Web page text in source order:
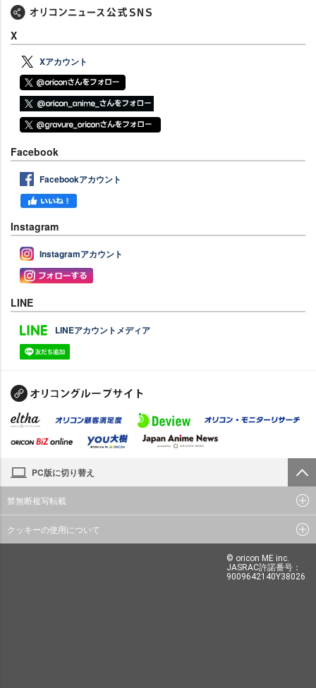
X
Xアカウント
Facebook
Facebookアカウント
Instagram
Instagramアカウント
LINE
LINEアカウントメディア
PC版に切り替え
禁無断複写転載
クッキーの使用について
© oricon ME inc.
JASRAC許諾番号：
9009642140Y38026